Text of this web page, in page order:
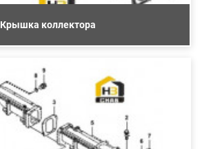
Крышка коллектора